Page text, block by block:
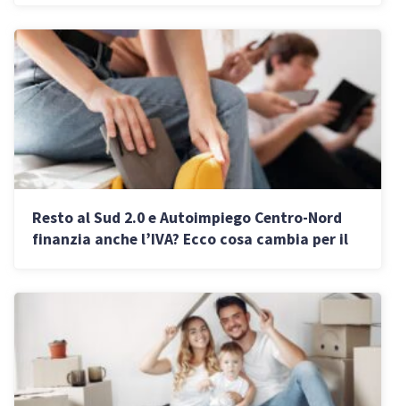
Resto al Sud 2.0 e Autoimpiego Centro-Nord
finanzia anche l’IVA? Ecco cosa cambia per il